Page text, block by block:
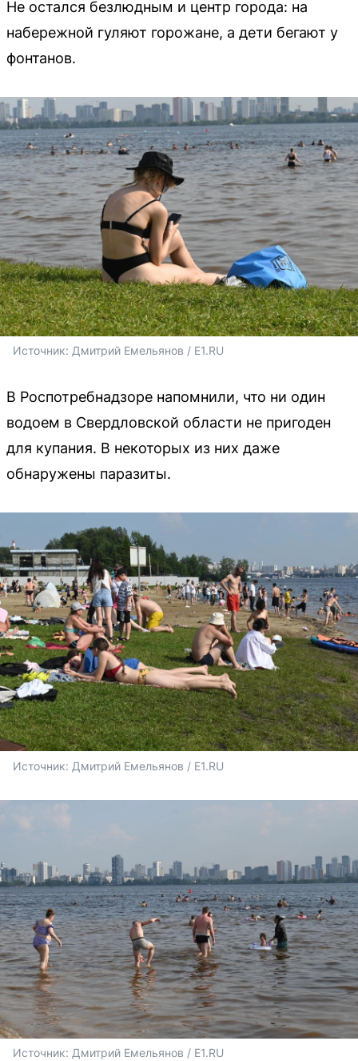
Не остался безлюдным и центр города: на
набережной гуляют горожане, а дети бегают у
фонтанов.
Источник: Дмитрий Емельянов / E1.RU
В Роспотребнадзоре напомнили, что ни один
водоем в Свердловской области не пригоден
для купания. В некоторых из них даже
обнаружены паразиты.
Источник: Дмитрий Емельянов / E1.RU
Источник: Дмитрий Емельянов / E1.RU